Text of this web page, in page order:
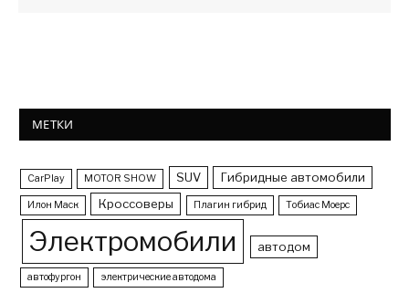
МЕТКИ
CarPlay MOTOR SHOW SUV Гибридные автомобили
Илон Маск Кроссоверы Плагин гибрид Тобиас Моерс
Электромобили автодом
автофургон электрические автодома